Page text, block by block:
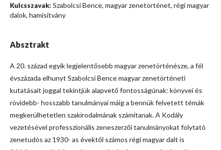
Kulcsszavak: Szabolcsi Bence, magyar zenetörténet, régi magyar
dalok, hamisítvány
Absztrakt
A 20. század egyik legjelentősebb magyar zenetörténésze, a fél
évszázada elhunyt Szabolcsi Bence magyar zenetörténeti
kutatásait joggal tekintjük alapvető fontosságúnak: könyvei és
rövidebb- hosszabb tanulmányai máig a bennük felvetett témák
megkerülhetetlen szakirodalmának számítanak. A Kodály
vezetésével professzionális zeneszerzői tanulmányokat folytató
zenetudós az 1930- as évektől számos régi magyar dalt is